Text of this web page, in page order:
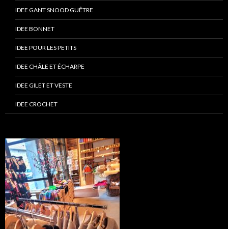
IDEE GANT SNOOD GUÊTRE
IDEE BONNET
IDEE POUR LES PETITS
IDEE CHÂLE ET ÉCHARPE
IDEE GILET ET VESTE
IDEE CROCHET